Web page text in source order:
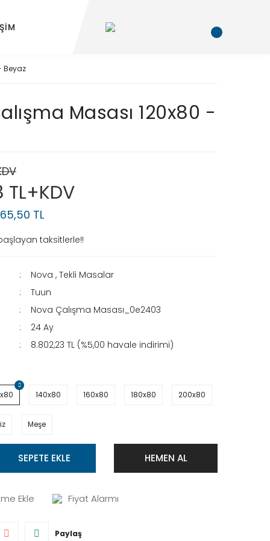
Beyaz
Masası 120x80 -
TL+KDV
TL
taksitlerle!!
Nova , Tekli Masalar
Tuun
Nova Çalışma Masası_0e2403
24 Ay
8.802,23 TL (%5,00 havale indirimi)
140x80 160x80 180x80 200x80
Meşe
SEPETE EKLE HEMEN AL
Fiyat Alarmı
Paylaş